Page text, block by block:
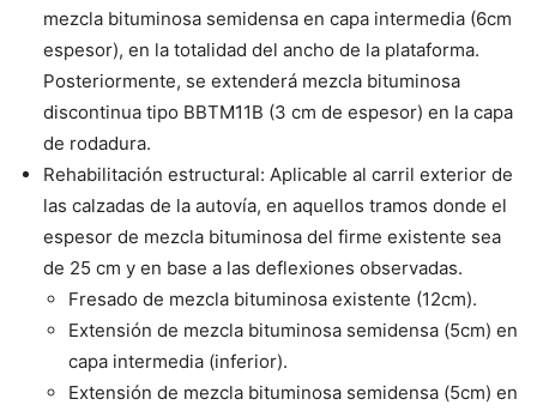
mezcla bituminosa semidensa en capa intermedia (6cm
espesor), en la totalidad del ancho de la plataforma.
Posteriormente, se extenderá mezcla bituminosa
discontinua tipo BBTM11B (3 cm de espesor) en la capa
de rodadura.
Rehabilitación estructural: Aplicable al carril exterior de
las calzadas de la autovía, en aquellos tramos donde el
espesor de mezcla bituminosa del firme existente sea
de 25 cm y en base a las deflexiones observadas.
Fresado de mezcla bituminosa existente (12cm).
Extensión de mezcla bituminosa semidensa (5cm) en
capa intermedia (inferior).
Extensión de mezcla bituminosa semidensa (5cm) en